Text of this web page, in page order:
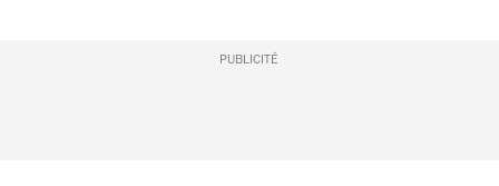
PUBLICITÉ